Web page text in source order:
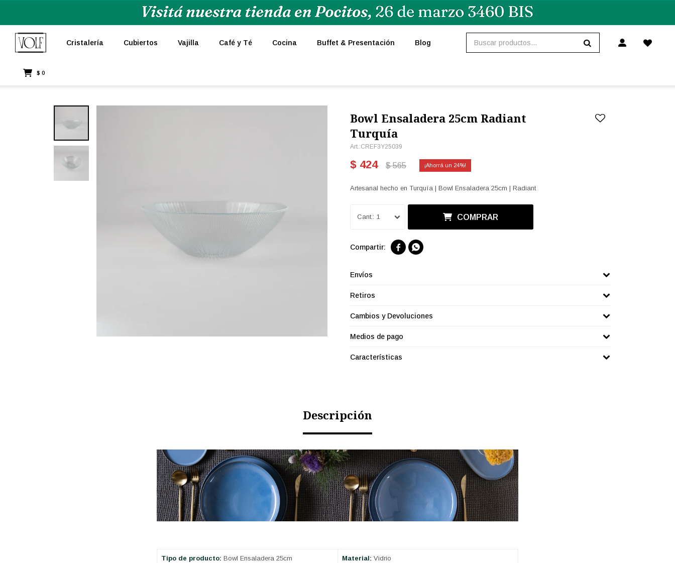
Cristalería Cubiertos Vajilla Café y Té Cocina Buffet & Presentación Blog
$ 0
Bowl Ensaladera 25cm Radiant
Turquía
CREF3Y25039
$ 424 $ 565 24
Artesanal hecho en Turquía | Bowl Ensaladera 25cm | Radiant
1 COMPRAR
 
Envíos
Retiros
Cambios y Devoluciones
Medios de pago
Características
Descripción
Tipo de producto: Bowl Ensaladera 25cm Material: Vidrio